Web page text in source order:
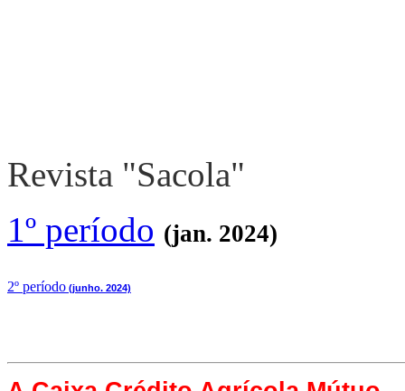
Revista "Sacola"
1º período (jan. 2024)
2º período (junho. 2024)